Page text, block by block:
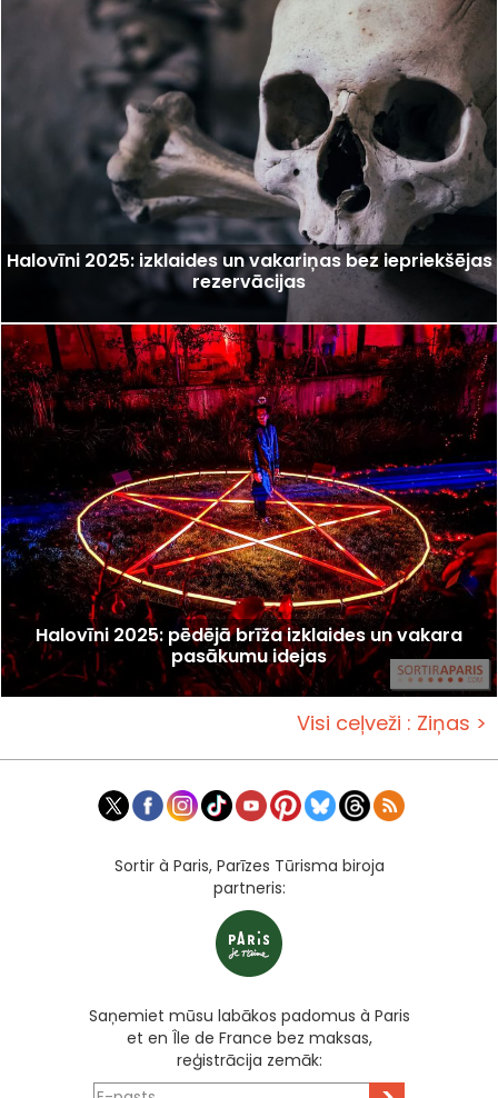
Halovīni 2025: izklaides un vakariņas bez iepriekšējas
rezervācijas
Halovīni 2025: pēdējā brīža izklaides un vakara
pasākumu idejas
Visi ceļveži : Ziņas >
Sortir à Paris, Parīzes Tūrisma biroja
partneris:
Saņemiet mūsu labākos padomus à Paris
et en Île de France bez maksas,
reģistrācija zemāk: